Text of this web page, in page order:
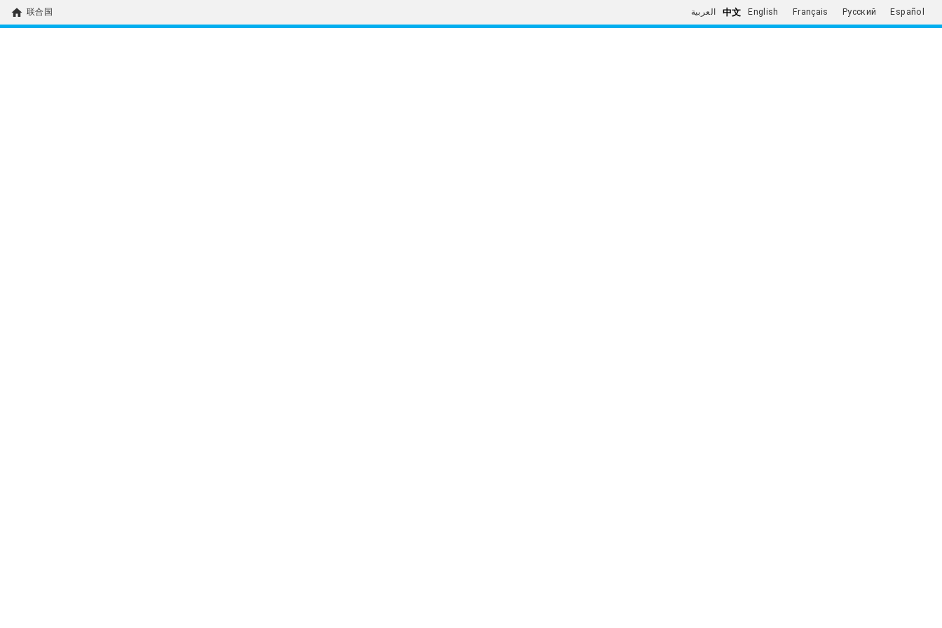
home 联合国 العربية 中文 English Français Русский Español